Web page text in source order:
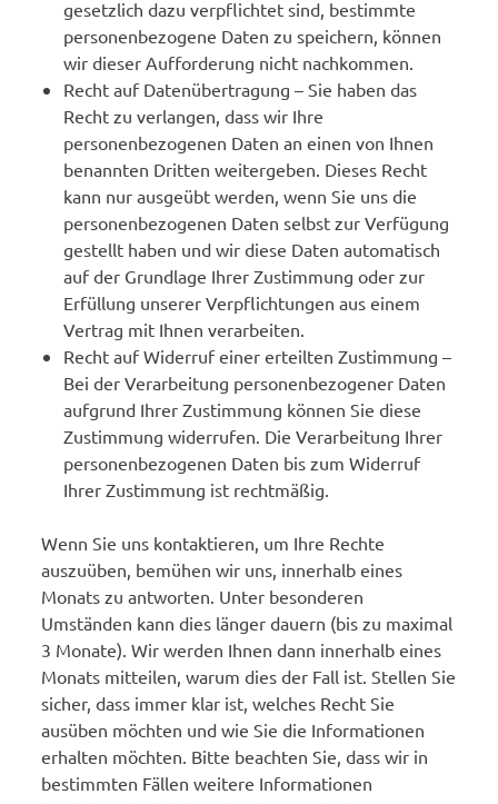
gesetzlich dazu verpflichtet sind, bestimmte
personenbezogene Daten zu speichern, können
wir dieser Aufforderung nicht nachkommen.
Recht auf Datenübertragung – Sie haben das
Recht zu verlangen, dass wir Ihre
personenbezogenen Daten an einen von Ihnen
benannten Dritten weitergeben. Dieses Recht
kann nur ausgeübt werden, wenn Sie uns die
personenbezogenen Daten selbst zur Verfügung
gestellt haben und wir diese Daten automatisch
auf der Grundlage Ihrer Zustimmung oder zur
Erfüllung unserer Verpflichtungen aus einem
Vertrag mit Ihnen verarbeiten.
Recht auf Widerruf einer erteilten Zustimmung –
Bei der Verarbeitung personenbezogener Daten
aufgrund Ihrer Zustimmung können Sie diese
Zustimmung widerrufen. Die Verarbeitung Ihrer
personenbezogenen Daten bis zum Widerruf
Ihrer Zustimmung ist rechtmäßig.
Wenn Sie uns kontaktieren, um Ihre Rechte
auszuüben, bemühen wir uns, innerhalb eines
Monats zu antworten. Unter besonderen
Umständen kann dies länger dauern (bis zu maximal
3 Monate). Wir werden Ihnen dann innerhalb eines
Monats mitteilen, warum dies der Fall ist. Stellen Sie
sicher, dass immer klar ist, welches Recht Sie
ausüben möchten und wie Sie die Informationen
erhalten möchten. Bitte beachten Sie, dass wir in
bestimmten Fällen weitere Informationen